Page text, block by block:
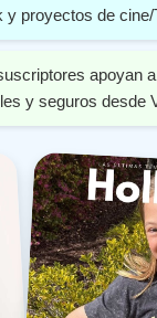
proyectos de
apoyan
y seguros desde